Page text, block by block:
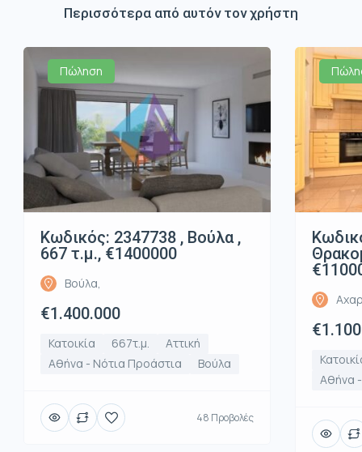
Περισσότερα από αυτόν τον χρήστη
Πώληση
Κωδικός: 2347738 , Βούλα ,
667 τ.μ., €1400000
Βούλα,
€1.400.000
Κατοικία 667τ.μ.
Αττική
Αθήνα - Νότια Προάστια
Βούλα
48 Προβολές
Αθήνα